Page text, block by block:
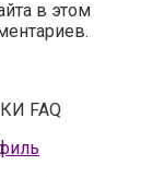
в этом
FAQ